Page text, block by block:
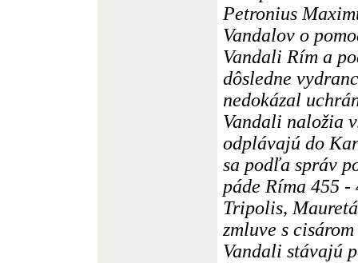
Petronius
Vandalov o
Vandali Rím a
dôsledne
nedokázal
Vandali naložia
odplávajú do
sa podľa správ
páde Ríma 455
Tripolis,
zmluve s
Vandali stávajú